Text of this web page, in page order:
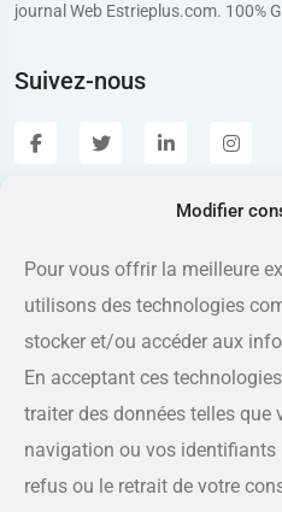
Modifier
Pour vous offrir la meilleure
utilisons des technologies
stocker et/ou accéder aux
En acceptant ces
traiter des données telles que
navigation ou vos identifiants
refus ou le retrait de votre
journal Web Estrieplus.com. 100%
Suivez-nous
Adresse
175 rue Queen, Sherbrooke
Téléphone
819-566-8810